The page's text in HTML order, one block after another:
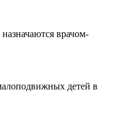
врачом-
детей в